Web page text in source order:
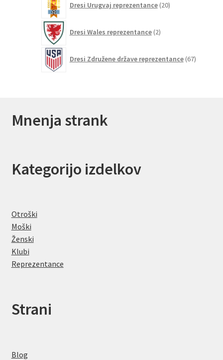
Dresi Urugvaj reprezentance 20izdelkov
Dresi Wales reprezentance 2izdelka
Dresi Združene države reprezentance 67izdelkov
Mnenja strank
Kategorijo izdelkov
Otroški
Moški
Ženski
Klubi
Reprezentance
Strani
Blog